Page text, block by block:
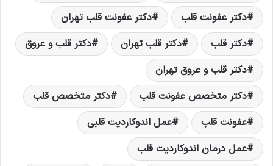
دکتر عفونت قلب
دکتر عفونت قلب تهران
دکتر قلب
دکتر قلب تهران
دکتر قلب و عروق
دکتر قلب و عروق تهران
دکتر متخصص عفونت قلب
دکتر متخصص قلب
عفونت قلب
عمل اندوکاردیت قلبی
عمل درمان اندوکاردیت قلب